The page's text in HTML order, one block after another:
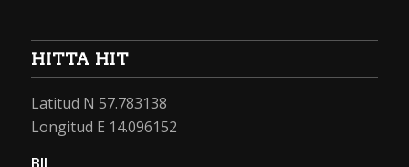
HITTA HIT
Latitud N 57.783138
Longitud E 14.096152